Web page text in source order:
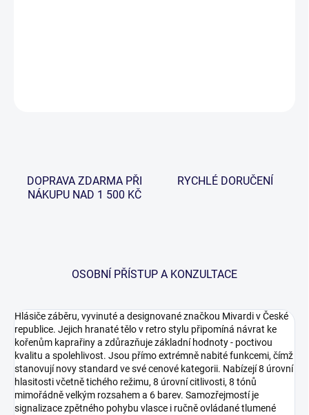
DOPRAVA ZDARMA PŘI
NÁKUPU NAD 1 500 KČ
RYCHLÉ DORUČENÍ
OSOBNÍ PŘÍSTUP A KONZULTACE
Hlásiče záběru, vyvinuté a designované značkou Mivardi v České
republice. Jejich hranaté tělo v retro stylu připomíná návrat ke
kořenům kaprařiny a zdůrazňuje základní hodnoty - poctivou
kvalitu a spolehlivost. Jsou přímo extrémně nabité funkcemi, čímž
stanovují novy standard ve své cenové kategorii. Nabízejí 8 úrovní
hlasitosti včetně tichého režimu, 8 úrovní citlivosti, 8 tónů
mimořádně velkým rozsahem a 6 barev. Samozřejmostí je
signalizace zpětného pohybu vlasce i ručně ovládané tlumené